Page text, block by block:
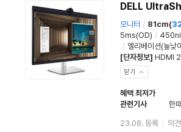
DELL
모니터 / 81cm(
5ms(OD) /
/ 엘리베이션(높낮
[단자정보] HDMI
닫기
혜택 최저가
관련기사
23.08. 등록 의견